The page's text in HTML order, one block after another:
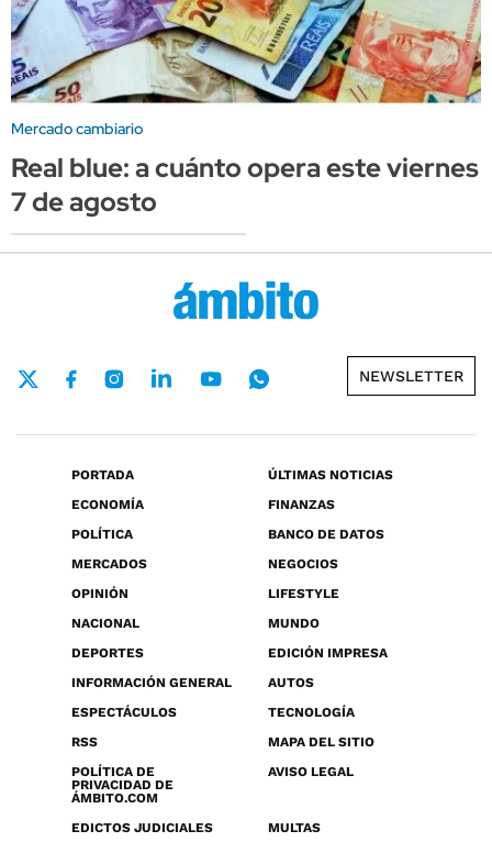
Mercado cambiario
Real blue: a cuánto opera este viernes
7 de agosto
NEWSLETTER
PORTADA
ÚLTIMAS NOTICIAS
ECONOMÍA
FINANZAS
POLÍTICA
BANCO DE DATOS
MERCADOS
NEGOCIOS
OPINIÓN
LIFESTYLE
NACIONAL
MUNDO
DEPORTES
EDICIÓN IMPRESA
INFORMACIÓN GENERAL
AUTOS
ESPECTÁCULOS
TECNOLOGÍA
RSS
MAPA DEL SITIO
POLÍTICA DE
PRIVACIDAD DE
ÁMBITO.COM
AVISO LEGAL
EDICTOS JUDICIALES MULTAS